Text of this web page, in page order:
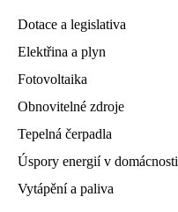
Dotace a legislativa
Elektřina a plyn
Fotovoltaika
Obnovitelné zdroje
Tepelná čerpadla
Úspory energií v domácnosti
Vytápění a paliva